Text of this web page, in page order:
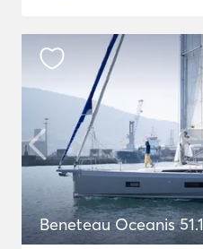
Beneteau Oceanis 51.1